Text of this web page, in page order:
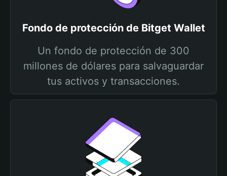
Fondo de protección de Bitget Wallet
Un fondo de protección de 300
millones de dólares para salvaguardar
tus activos y transacciones.